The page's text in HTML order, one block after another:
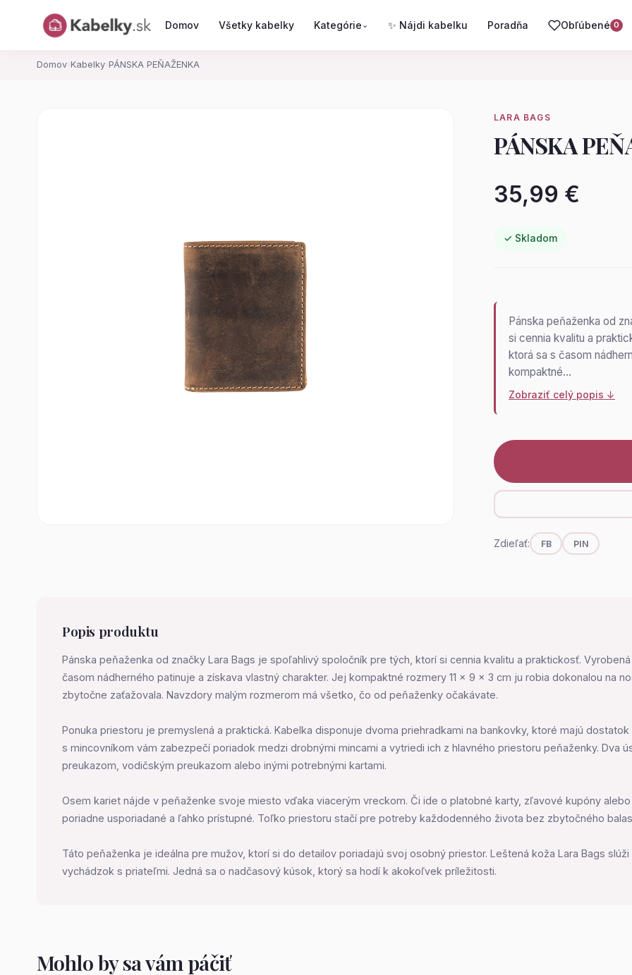
Domov Všetky kabelky Kategórie ⌄ ✨ Nájdi kabelku Poradňa Obľúbené 0
Domov› Kabelky› PÁNSKA PEŇAŽENKA
LARA BAGS
PÁNSKA
35,99 €
✓ Skladom
Pánska peňaženka od
si cennia kvalitu a
ktorá sa s časom
kompaktné…
Zobraziť celý popis ↓
Zdieľať: FB PIN
Popis produktu
Pánska peňaženka od značky Lara Bags je spoľahlivý spoločník pre tých, ktorí si cennia kvalitu a praktickosť.
časom nádherného patinuje a získava vlastný charakter. Jej kompaktné rozmery 11 x 9 x 3 cm ju robia dokonalou na
zbytočne zaťažovala. Navzdory malým rozmerom má všetko, čo od peňaženky očakávate.
Ponuka priestoru je premyslená a praktická. Kabelka disponuje dvoma priehradkami na bankovky, ktoré majú
s mincovníkom vám zabezpečí poriadok medzi drobnými mincami a vytriedi ich z hlavného priestoru peňaženky. Dva
preukazom, vodičským preukazom alebo inými potrebnými kartami.
Osem kariet nájde v peňaženke svoje miesto vďaka viacerým vreckom. Či ide o platobné karty, zľavové kupóny
poriadne usporiadané a ľahko prístupné. Toľko priestoru stačí pre potreby každodenného života bez zbytočného
Táto peňaženka je ideálna pre mužov, ktorí si do detailov poriadajú svoj osobný priestor. Leštená koža Lara Bags
vychádzok s priateľmi. Jedná sa o nadčasový kúsok, ktorý sa hodí k akokoľvek príležitosti.
Mohlo by sa vám páčiť